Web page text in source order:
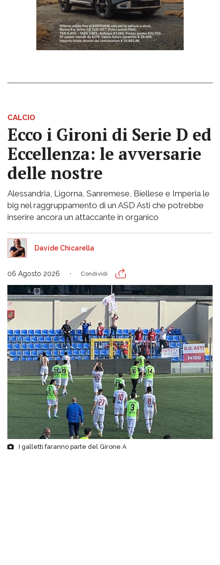
CALCIO
Ecco i Gironi di Serie D ed
Eccellenza: le avversarie
delle nostre
Alessandria, Ligorna, Sanremese, Biellese e Imperia le
big nel raggruppamento di un ASD Asti che potrebbe
inserire ancora un attaccante in organico
Davide Chicarella
06 Agosto 2026 Condividi
I galletti faranno parte del Girone A